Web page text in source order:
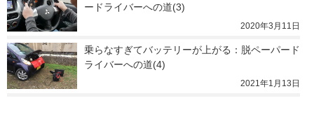
ードライバーへの道(3)
2020年3月11日
乗らなすぎてバッテリーが上がる：脱ペーパード
ライバーへの道(4)
2021年1月13日